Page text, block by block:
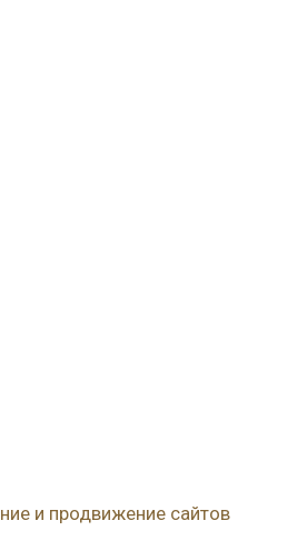
и продвижение сайтов